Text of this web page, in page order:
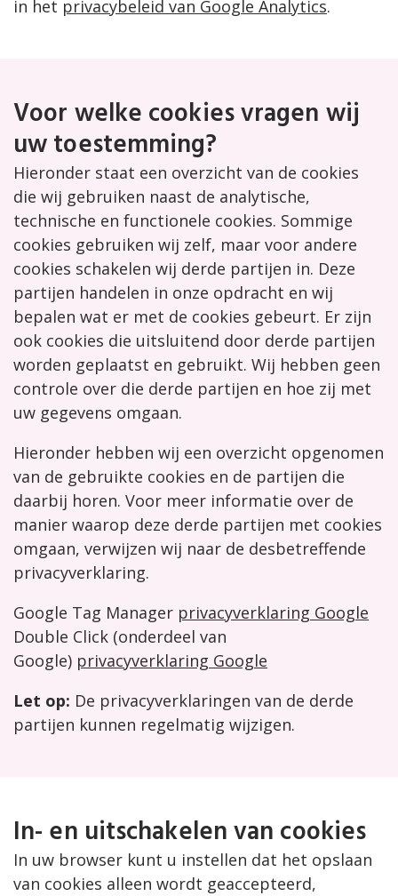
in het privacybeleid van Google Analytics.
Voor welke cookies vragen wij
uw toestemming?
Hieronder staat een overzicht van de cookies
die wij gebruiken naast de analytische,
technische en functionele cookies. Sommige
cookies gebruiken wij zelf, maar voor andere
cookies schakelen wij derde partijen in. Deze
partijen handelen in onze opdracht en wij
bepalen wat er met de cookies gebeurt. Er zijn
ook cookies die uitsluitend door derde partijen
worden geplaatst en gebruikt. Wij hebben geen
controle over die derde partijen en hoe zij met
uw gegevens omgaan.
Hieronder hebben wij een overzicht opgenomen
van de gebruikte cookies en de partijen die
daarbij horen. Voor meer informatie over de
manier waarop deze derde partijen met cookies
omgaan, verwijzen wij naar de desbetreffende
privacyverklaring.
Google Tag Manager privacyverklaring Google
Double Click (onderdeel van
Google) privacyverklaring Google
Let op: De privacyverklaringen van de derde
partijen kunnen regelmatig wijzigen.
In- en uitschakelen van cookies
In uw browser kunt u instellen dat het opslaan
van cookies alleen wordt geaccepteerd,